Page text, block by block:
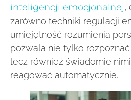
inteligencji emocjonalnej,
zarówno techniki regulacji
umiejętność rozumienia
pozwala nie tylko
lecz również świadomie
reagować automatycznie.